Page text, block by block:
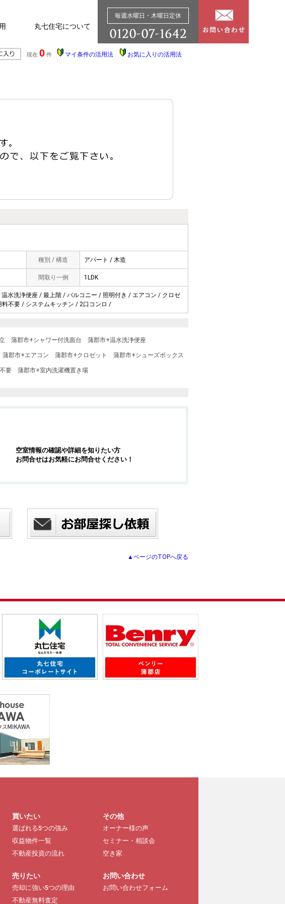
丸七住宅について
毎週水曜日・木曜日定休
現在 0 件 マイ条件の活用法 お気に入りの活用法
種別 / 構造 アパート / 木造
間取り一例 1LDK
水洗浄便座 / 最上階 / バルコニー / 照明付き / エアコン / クロゼ
不要 / システムキッチン / 2口コンロ /
蒲郡市+シャワー付洗面台 蒲郡市+温水洗浄便座
蒲郡市+エアコン 蒲郡市+クロゼット 蒲郡市+シューズボックス
要 蒲郡市+室内洗濯機置き場
空室情報の確認や詳細を知りたい方
お問合せはお気軽にお問合せください！
▲ページのTOPへ戻る
買いたい
選ばれる5つの強み
収益物件一覧
不動産投資の流れ
売りたい
売却に強い5つの理由
不動産無料査定
その他
オーナー様の声
セミナー・相談会
空き家
お問い合わせ
お問い合わせフォーム